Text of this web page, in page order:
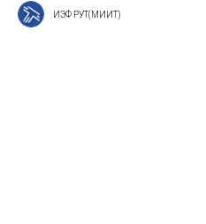
ИЭФ РУТ(МИИТ)